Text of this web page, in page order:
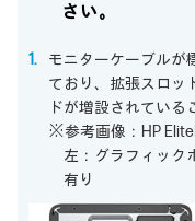
さい。
モニターケーブル
ており、拡張スロッ
ドが増設されている
※参考画像：HP
左：グラフィッ
有り